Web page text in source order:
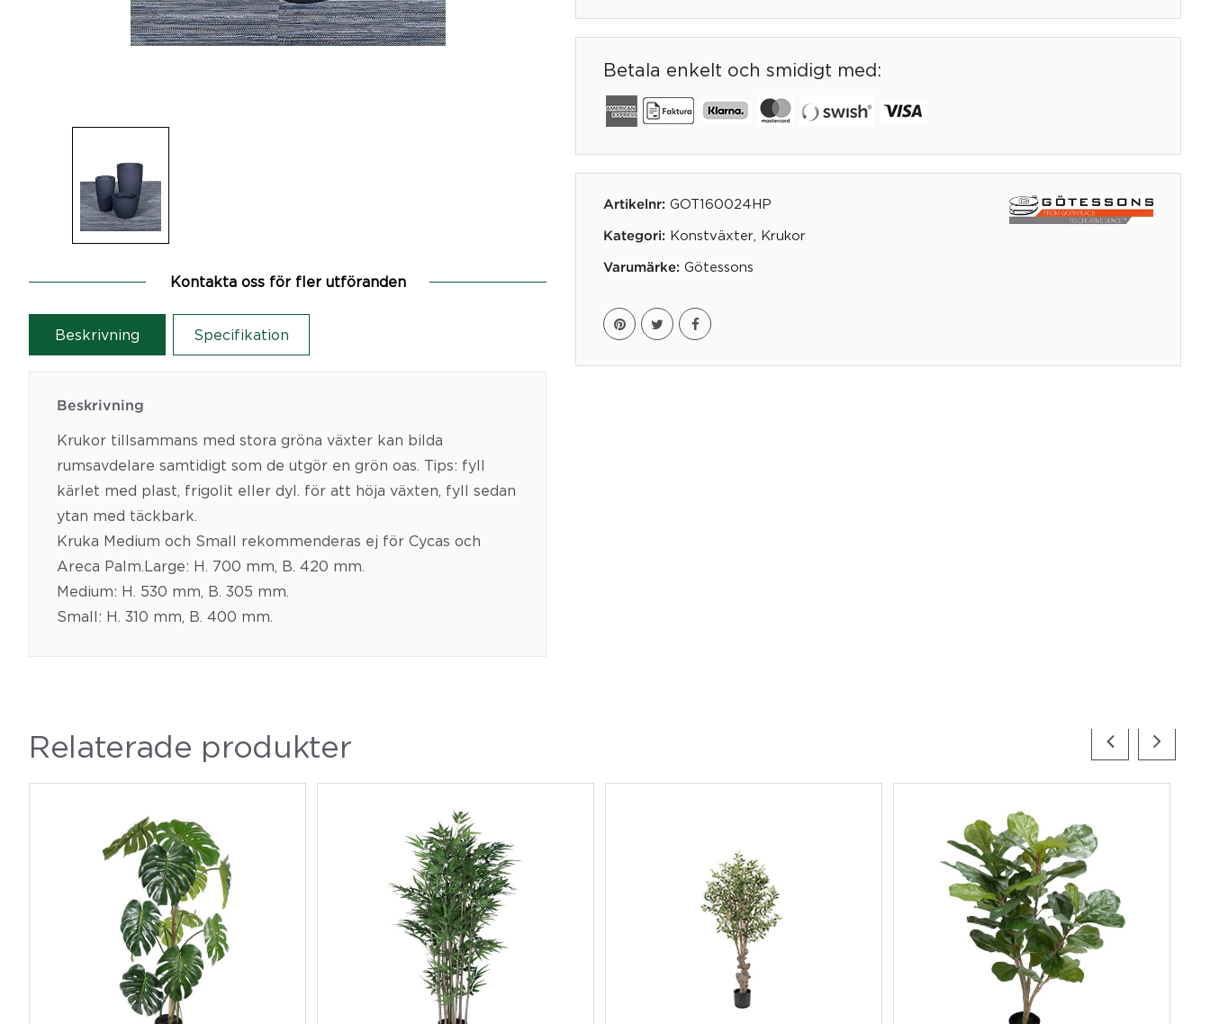
Kontakta oss för fler utföranden
Beskrivning Specifikation
Beskrivning
Krukor tillsammans med stora gröna växter kan bilda
rumsavdelare samtidigt som de utgör en grön oas. Tips: fyll
kärlet med plast, frigolit eller dyl. för att höja växten, fyll sedan
ytan med täckbark.
Kruka Medium och Small rekommenderas ej för Cycas och
Areca Palm.Large: H. 700 mm, B. 420 mm.
Medium: H. 530 mm, B. 305 mm.
Small: H. 310 mm, B. 400 mm.
mm
Betala enkelt och smidigt med:
Artikelnr: GOT160024HP
Kategori: Konstväxter Krukor
Varumärke: Götessons
Relaterade produkter